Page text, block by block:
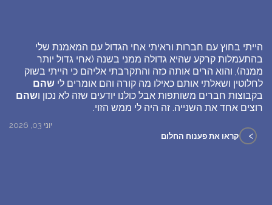
הייתי בחוץ עם חברות וראיתי אחי הגדול עם המאמנת שלי
בהתעמלות קרקע שהיא גדולה ממני בשנה (אחי גדול יותר
ממנה), והוא הרים אותה כזה והתקרבתי אליהם כי הייתי בשוק
לחלוטין ושאלתי אותם כאילו מה קורה והם אומרים לי שהם
בקבוצות חברים משותפות אבל כולנו יודעים שזה לא נכון ושהם
רוצים אחד את השנייה. זה היה לי ממש הזוי.
יוני 03, 2026
> קראו את פענוח החלום